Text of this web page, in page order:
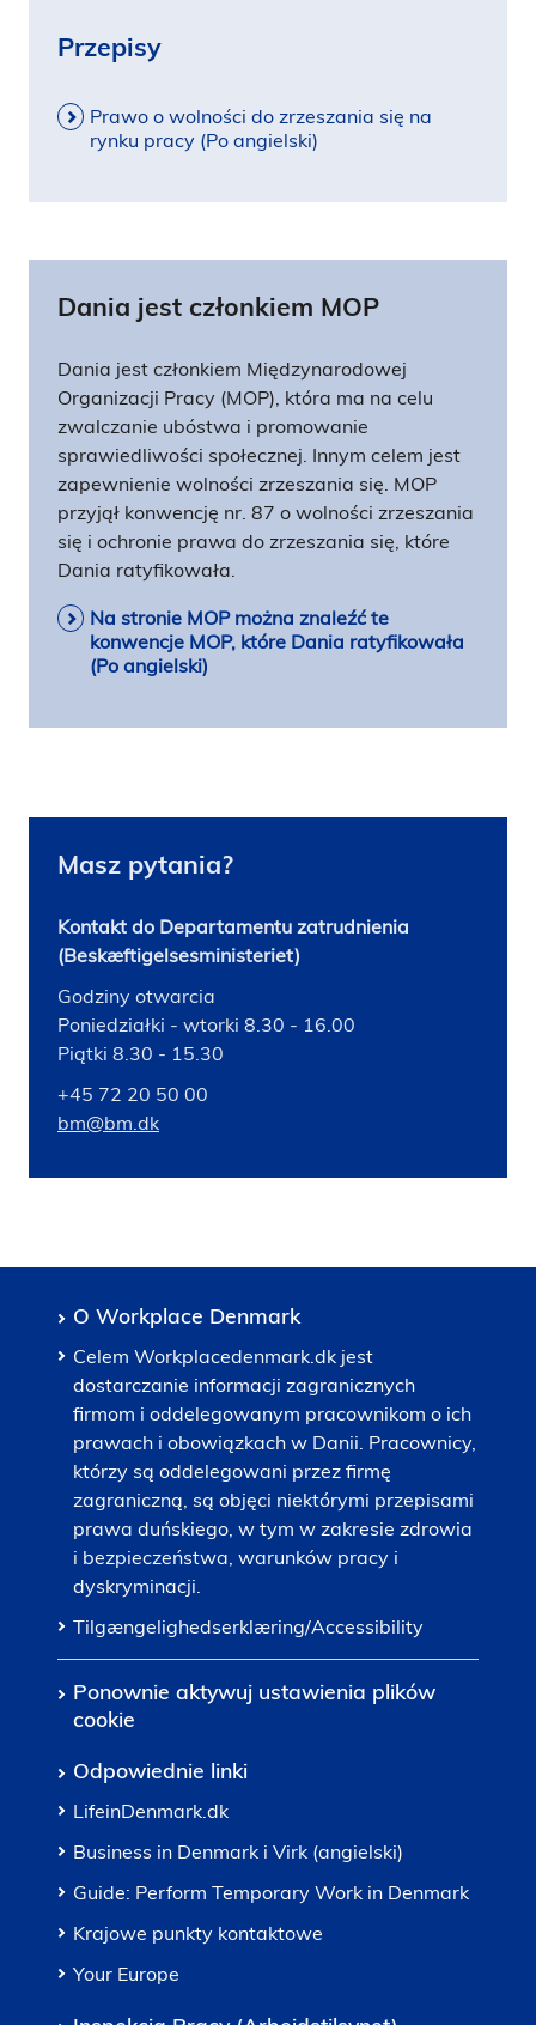
Przepisy
Prawo o wolności do zrzeszania się na
rynku pracy (Po angielski)
Dania jest członkiem MOP
Dania jest członkiem Międzynarodowej
Organizacji Pracy (MOP), która ma na celu
zwalczanie ubóstwa i promowanie
sprawiedliwości społecznej. Innym celem jest
zapewnienie wolności zrzeszania się. MOP
przyjął konwencję nr. 87 o wolności zrzeszania
się i ochronie prawa do zrzeszania się, które
Dania ratyfikowała.
Na stronie MOP można znaleźć te
konwencje MOP, które Dania ratyfikowała
(Po angielski)
Masz pytania?
Kontakt do Departamentu zatrudnienia
(Beskæftigelsesministeriet)
Godziny otwarcia
Poniedziałki - wtorki 8.30 - 16.00
Piątki 8.30 - 15.30
+45 72 20 50 00
bm@bm.dk
O Workplace Denmark
Celem Workplacedenmark.dk jest
dostarczanie informacji zagranicznych
firmom i oddelegowanym pracownikom o ich
prawach i obowiązkach w Danii. Pracownicy,
którzy są oddelegowani przez firmę
zagraniczną, są objęci niektórymi przepisami
prawa duńskiego, w tym w zakresie zdrowia
i bezpieczeństwa, warunków pracy i
dyskryminacji.
Tilgængelighedserklæring/Accessibility
Ponownie aktywuj ustawienia plików
cookie
Odpowiednie linki
LifeinDenmark.dk
Business in Denmark i Virk (angielski)
Guide: Perform Temporary Work in Denmark
Krajowe punkty kontaktowe
Your Europe